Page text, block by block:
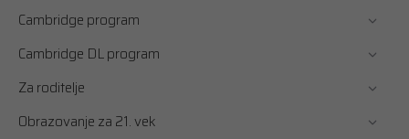
Cambridge program
Cambridge DL program
Za roditelje
Obrazovanje za 21. vek